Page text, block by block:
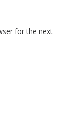
for the next